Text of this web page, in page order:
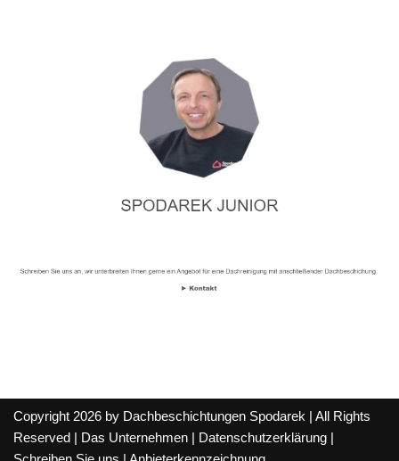
Copyright 2026 by Dachbeschichtungen Spodarek | All Rights
Reserved |
Das Unternehmen Datenschutzerklärung